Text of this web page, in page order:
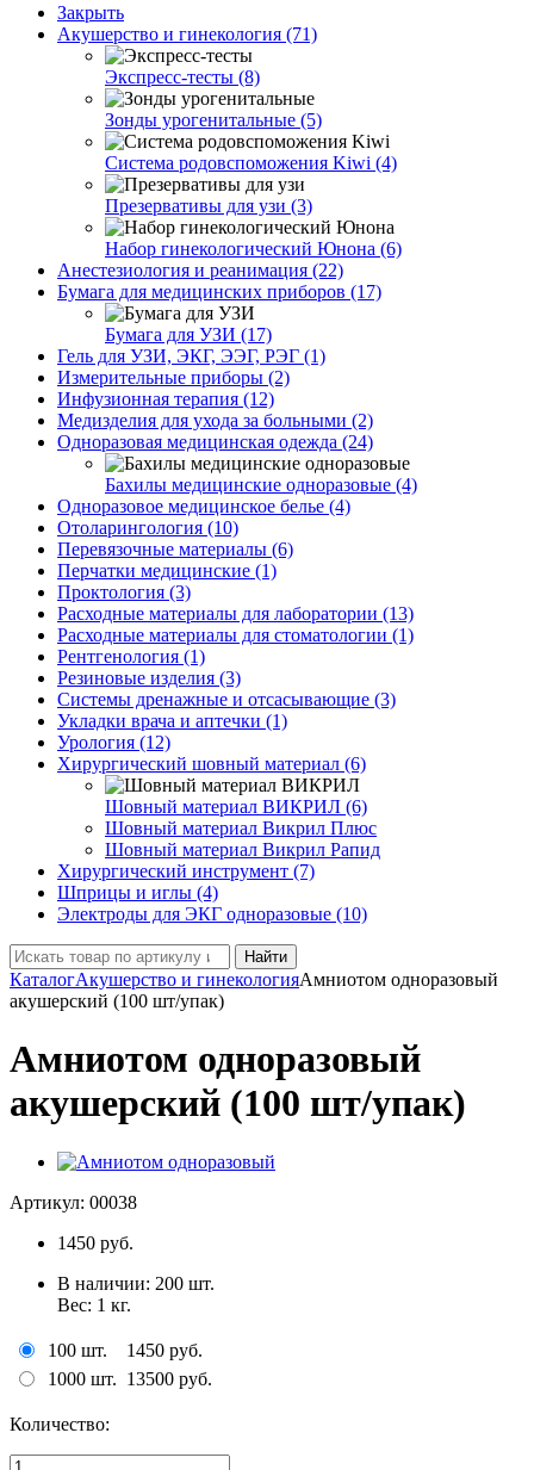
Закрыть
Акушерство и гинекология (71)
Экспресс-тесты (8)
Зонды урогенитальные (5)
Система родовспоможения Kiwi (4)
Презервативы для узи (3)
Набор гинекологический Юнона (6)
Анестезиология и реанимация (22)
Бумага для медицинских приборов (17)
Бумага для УЗИ (17)
Гель для УЗИ, ЭКГ, ЭЭГ, РЭГ (1)
Измерительные приборы (2)
Инфузионная терапия (12)
Медизделия для ухода за больными (2)
Одноразовая медицинская одежда (24)
Бахилы медицинские одноразовые (4)
Одноразовое медицинское белье (4)
Отоларингология (10)
Перевязочные материалы (6)
Перчатки медицинские (1)
Проктология (3)
Расходные материалы для лаборатории (13)
Расходные материалы для стоматологии (1)
Рентгенология (1)
Резиновые изделия (3)
Системы дренажные и отсасывающие (3)
Укладки врача и аптечки (1)
Урология (12)
Хирургический шовный материал (6)
Шовный материал ВИКРИЛ (6)
Шовный материал Викрил Плюс
Шовный материал Викрил Рапид
Хирургический инструмент (7)
Шприцы и иглы (4)
Электроды для ЭКГ одноразовые (10)
Найти
КаталогАкушерство и гинекологияАмниотом одноразовый
акушерский (100 шт/упак)
Амниотом одноразовый
акушерский (100 шт/упак)
Артикул: 00038
1450 руб.
В наличии: 200 шт.
Вес: 1 кг.
100 шт.
1450 руб.
1000 шт. 13500 руб.
Количество: